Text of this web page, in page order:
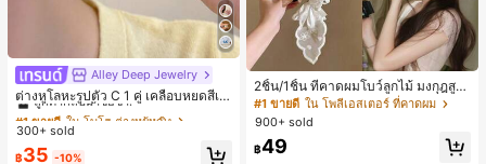
Alley Deep Jewelry
ต่างหูโลหะรูปตัว C 1 คู่ เคลือบหยดสีเห
ลือง ลายจุดสีน้ำเงิน สไตล์ยุโรปและอเม
ริกัน แฟชั่นส่วนตัว หวานและสง่างาม
ดินทาง งานแต่งงาน ปาร์ตี้ วันเกิด ของ
#1 ขายดี ใน โบโฮ ต่างหูผู้หญิง
ลูกค้ากลับมาซื้อซ้ำ!
#1 ขายดี ใน โบโฮ ต่างหูผู้หญิง
ลูกค้ากลับมาซื้อซ้ำ!
#1 ขายดี ใน โบโฮ ต่างหูผู้หญิง
ลูกค้ากลับมาซื้อซ้ำ!
#1 ขายดี ใน โบโฮ ต่างหูผู้หญิง
300+ sold
฿35 -10%
2ชิ้น/1ชิ้น ที่คาดผมโบว์ลูกไม้ มงกุฎสูง
แถบกว้าง สีดำ สีขาว สำหรับใส่ประจำ
วัน กิ๊บติดผม ยางรัดผม (ลายปักดอกไม้
จัดวางแบบสุ่ม)
#1 ขายดี ใน โพลีเอสเตอร์ ที่คาดผม
900+ sold
฿49